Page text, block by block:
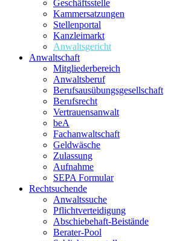
Geschäftsstelle
Kammersatzungen
Stellenportal
Kanzleimarkt
Anwaltsgericht
Anwaltschaft
Mitgliederbereich
Anwaltsberuf
Berufsausübungs­gesellschaft
Berufsrecht
Vertrauensanwalt
beA
Fachanwaltschaft
Geldwäsche
Zulassung
Aufnahme
SEPA Formular
Rechtsuchende
Anwaltssuche
Pflichtverteidigung
Abschiebehaft-Beistände
Berater-Pool